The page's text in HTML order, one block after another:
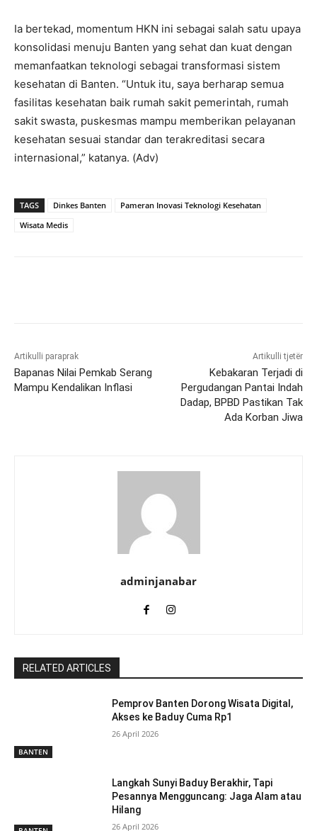
Ia bertekad, momentum HKN ini sebagai salah satu upaya
konsolidasi menuju Banten yang sehat dan kuat dengan
memanfaatkan teknologi sebagai transformasi sistem
kesehatan di Banten. “Untuk itu, saya berharap semua
fasilitas kesehatan baik rumah sakit pemerintah, rumah
sakit swasta, puskesmas mampu memberikan pelayanan
kesehatan sesuai standar dan terakreditasi secara
internasional,” katanya. (Adv)
TAGS Dinkes Banten
Pameran Inovasi Teknologi Kesehatan
Wisata Medis
Artikulli paraprak
Bapanas Nilai Pemkab Serang
Mampu Kendalikan Inflasi
Artikulli tjetër
Kebakaran Terjadi di
Pergudangan Pantai Indah
Dadap, BPBD Pastikan Tak
Ada Korban Jiwa
adminjanabar
RELATED ARTICLES
BANTEN
Pemprov Banten Dorong Wisata Digital,
Akses ke Baduy Cuma Rp1
26 April 2026
Langkah Sunyi Baduy Berakhir, Tapi
Pesannya Mengguncang: Jaga Alam atau
Hilang
26 April 2026